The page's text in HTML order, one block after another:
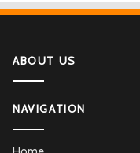
ABOUT US
NAVIGATION